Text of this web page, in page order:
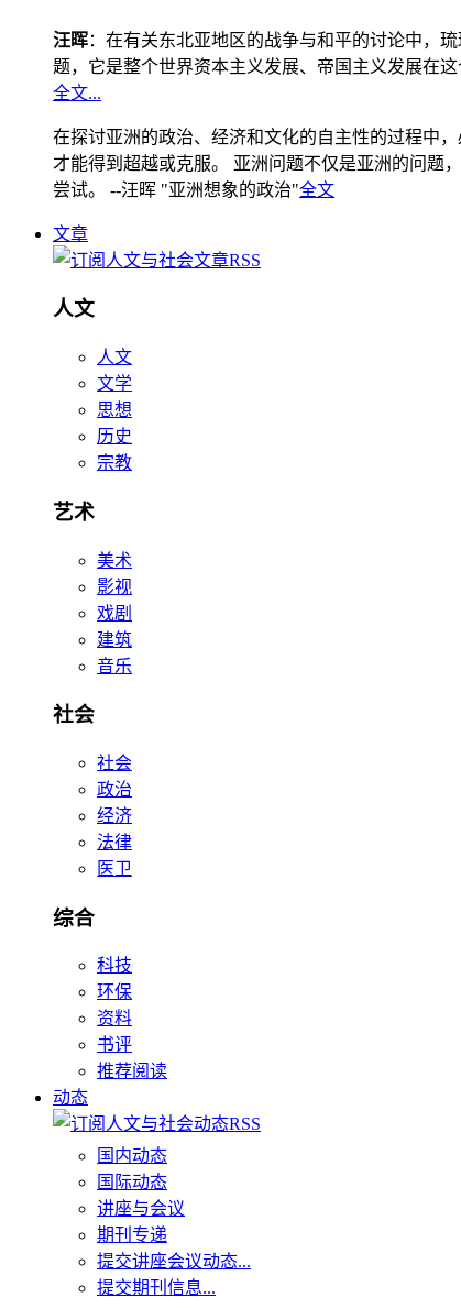
汪晖：在有关东北亚地区的战争与和平的讨论中，
题，它是整个世界资本主义发展、帝国主义发展在这
全文...
在探讨亚洲的政治、经济和文化的自主性的过程中
才能得到超越或克服。 亚洲问题不仅是亚洲的问题
尝试。 --汪晖 "亚洲想象的政治"全文
文章
人文
人文
文学
思想
历史
宗教
艺术
美术
影视
戏剧
建筑
音乐
社会
社会
政治
经济
法律
医卫
综合
科技
环保
资料
书评
推荐阅读
动态
国内动态
国际动态
讲座与会议
期刊专递
提交讲座会议动态...
提交期刊信息...